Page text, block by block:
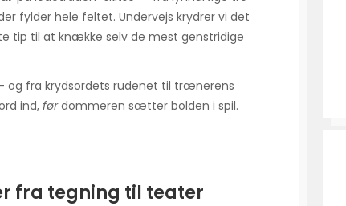
fylder hele feltet. Undervejs krydrer vi det
tip til at knække selv de mest genstridige
og fra krydsordets rudenet til trænerens
ind, førdommeren sætter bolden i spil.
fra tegning til teater